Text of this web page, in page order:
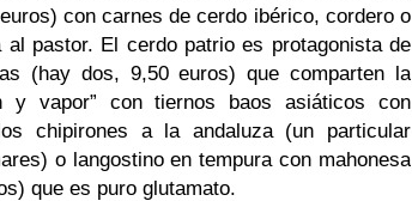
con carnes de cerdo ibérico, cordero o
al pastor. El cerdo patrio es protagonista de
(hay dos, 9,50 euros) que comparten la
y vapor” con tiernos baos asiáticos con
chipirones a la andaluza (un particular
o langostino en tempura con mahonesa
que es puro glutamato.